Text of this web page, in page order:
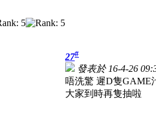
27#
發表於 16-4-26
唔洗驚 遲D隻GAME
大家到時再隻抽啦